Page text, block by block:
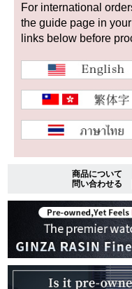
商品
中古品
WEB限定品
複数条
詳
For international
the guide page in
links below before
商品について
問い合わせる